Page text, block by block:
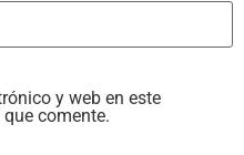
y web en este
comente.